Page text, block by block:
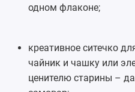
одном флаконе;
креативное ситечко
чайник и чашку или
ценителю старины –